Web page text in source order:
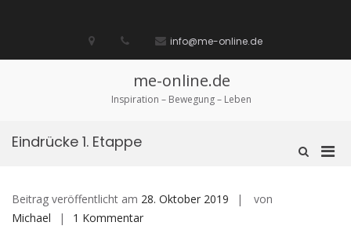
biete
/
Ich
suche
diese
Seite
info@me-online.de
me-online.de
Inspiration – Bewegung – Leben
Such-
Eindrücke 1. Etappe
Beitrag veröffentlicht am 28. Oktober 2019
von
Michael
1 Kommentarzu